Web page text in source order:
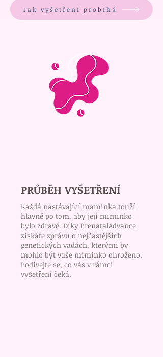
Jak vyšetření probíhá
PRŮBĚH VYŠETŘENÍ
Každá nastávající maminka touží
hlavně po tom, aby její miminko
bylo zdravé. Díky PrenatalAdvance
získáte zprávu o nejčastějších
genetických vadách, kterými by
mohlo být vaše miminko ohroženo.
Podívejte se, co vás v rámci
vyšetření čeká.